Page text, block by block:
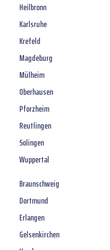
Heilbronn
Karlsruhe
Krefeld
Magdeburg
Mülheim
Oberhausen
Pforzheim
Reutlingen
Solingen
Wuppertal
Braunschweig
Dortmund
Erlangen
Gelsenkirchen